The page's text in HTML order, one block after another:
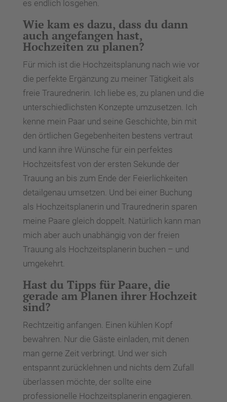
es endlich losgehen.
Wie kam es dazu, dass du dann
auch angefangen hast,
Hochzeiten zu planen?
Für mich ist die Hochzeitsplanung nach wie vor
die perfekte Ergänzung zu meiner Tätigkeit als
freie Traurednerin. Ich liebe es, zu planen und die
unterschiedlichsten Konzepte umzusetzen. Ich
kenne mein Paar und seine Geschichte, bin mit
den örtlichen Gegebenheiten bestens vertraut
und kann ihre Wünsche für ein perfektes
Hochzeitsfest von der ersten Sekunde der
Trauung an bis zum Ende der Feierlichkeiten
detailgenau umsetzen. Und bei einer Buchung
als Hochzeitsplanerin und Traurednerin sparen
meine Paare gleich doppelt. Natürlich kann man
mich aber auch unabhängig von der freien
Trauung als Hochzeitsplanerin buchen – und
umgekehrt.
Hast du Tipps für Paare, die
gerade am Planen ihrer Hochzeit
sind?
Rechtzeitig anfangen. Einen kühlen Kopf
bewahren. Nur die Gäste einladen, mit denen
man gerne Zeit verbringt. Und wer sich
entspannt zurücklehnen und nichts dem Zufall
überlassen möchte, der sollte eine
professionelle Hochzeitsplanerin engagieren.